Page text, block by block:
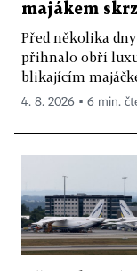
majákem
Před několika
přihnalo obří
blikajícím
4. 8. 2026 ▪ 6 min.